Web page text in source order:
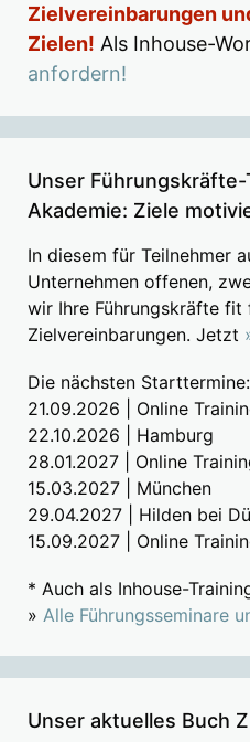
Zielvereinbarungen
Zielen! Als Inhouse-
anfordern!
Unser
Akademie: Ziele
In diesem für Teilnehmer
Unternehmen offenen,
wir Ihre Führungskräfte fit
Zielvereinbarungen. Jetzt
Die nächsten Starttermine:
21.09.2026 | Online
22.10.2026 | Hamburg
28.01.2027 | Online
15.03.2027 | München
29.04.2027 | Hilden bei
15.09.2027 | Online
* Auch als Inhouse-
» Alle Führungsseminare
Unser aktuelles Buch